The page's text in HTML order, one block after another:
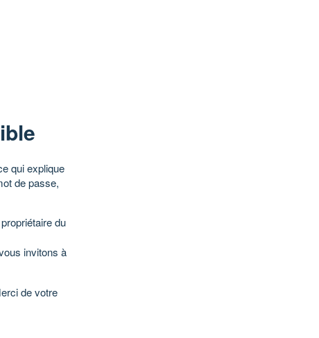
qui explique
de passe,
du
invitons à
de votre